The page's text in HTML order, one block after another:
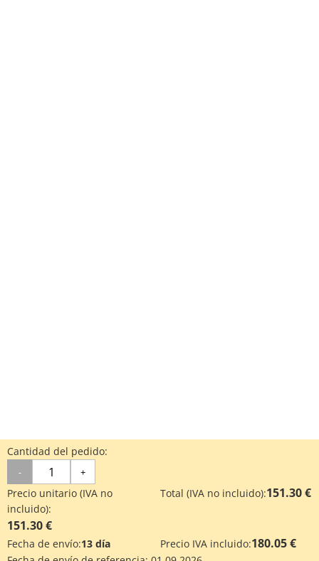
Cantidad del pedido:
- +
Precio unitario (IVA no
incluido):
151.30 €
Total (IVA no incluido):151.30 €
Fecha de envío:13 día Precio IVA incluido:180.05 €